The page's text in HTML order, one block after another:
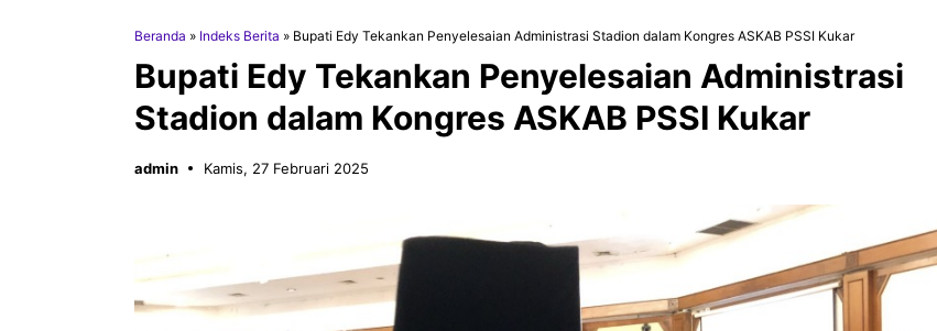
Beranda » Indeks Berita » Bupati Edy Tekankan Penyelesaian Administrasi Stadion dalam Kongres ASKAB PSSI Kukar
Bupati Edy Tekankan Penyelesaian Administrasi
Stadion dalam Kongres ASKAB PSSI Kukar
admin Kamis, 27 Februari 2025